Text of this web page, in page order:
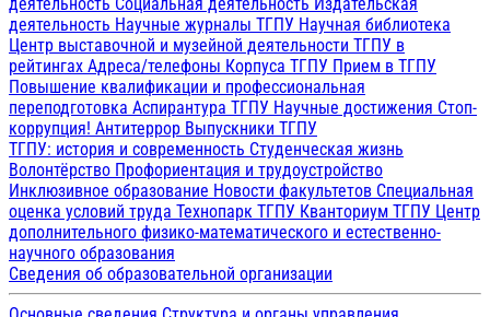
деятельность Научные журналы ТГПУ Научная библиотека
Центр выставочной и музейной деятельности ТГПУ в
рейтингах Адреса/телефоны Корпуса ТГПУ Прием в ТГПУ
Повышение квалификации и профессиональная
переподготовка Аспирантура ТГПУ Научные достижения Стоп-
коррупция! Антитеррор Выпускники ТГПУ
ТГПУ: история и современность Студенческая жизнь
Волонтёрство Профориентация и трудоустройство
Инклюзивное образование Новости факультетов Специальная
оценка условий труда Технопарк ТГПУ Кванториум ТГПУ Центр
дополнительного физико-математического и естественно-
научного образования
Сведения об образовательной организации